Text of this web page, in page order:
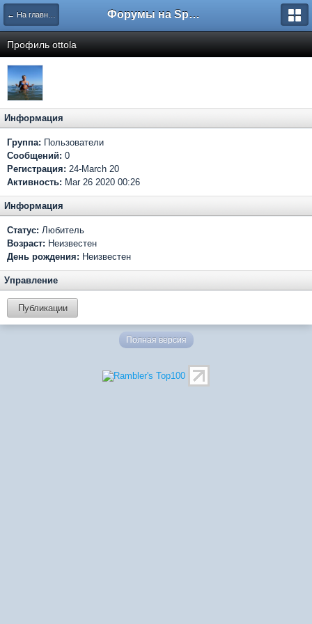
← На главную Форумы на Sportbox.ru
Профиль ottola
Информация
Группа: Пользователи
Сообщений: 0
Регистрация: 24-March 20
Активность: Mar 26 2020 00:26
Информация
Статус: Любитель
Возраст: Неизвестен
День рождения: Неизвестен
Управление
Публикации
Полная версия